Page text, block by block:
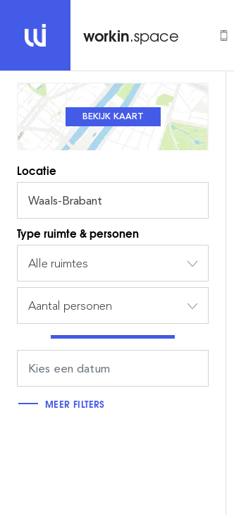
workin.space
BEKIJK LIJST
BEKIJK KAART
Locatie
Type ruimte & personen
Alle ruimtes
Aantal personen
MEER FILTERS